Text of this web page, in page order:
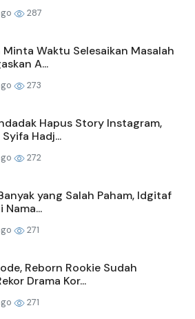
287
Waktu Selesaikan Masalah
A...
273
Hapus Story Instagram,
Hadj...
272
yang Salah Paham, Idgitaf
Nama...
271
Reborn Rookie Sudah
Drama Kor...
271